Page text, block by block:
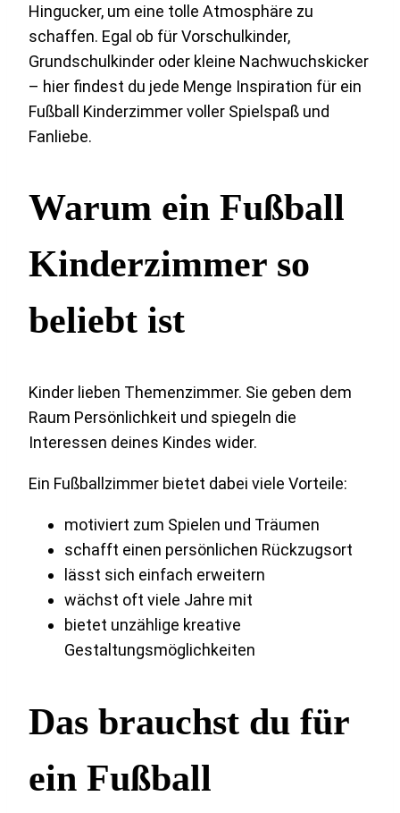
Hingucker, um eine tolle Atmosphäre zu
schaffen. Egal ob für Vorschulkinder,
Grundschulkinder oder kleine Nachwuchskicker
– hier findest du jede Menge Inspiration für ein
Fußball Kinderzimmer voller Spielspaß und
Fanliebe.
Warum ein Fußball
Kinderzimmer so
beliebt ist
Kinder lieben Themenzimmer. Sie geben dem
Raum Persönlichkeit und spiegeln die
Interessen deines Kindes wider.
Ein Fußballzimmer bietet dabei viele Vorteile:
motiviert zum Spielen und Träumen
schafft einen persönlichen Rückzugsort
lässt sich einfach erweitern
wächst oft viele Jahre mit
bietet unzählige kreative
Gestaltungsmöglichkeiten
Das brauchst du für
ein Fußball